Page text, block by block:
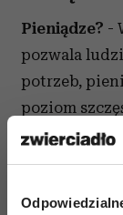
Pieniądze? -
pozwala
potrzeb,
poziom
pieniądze nie
podaje
Małżeństwo/